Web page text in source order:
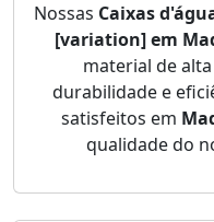
Nossas Caixas
[variation] em
material de
durabilidade e
satisfeitos em
qualidade do